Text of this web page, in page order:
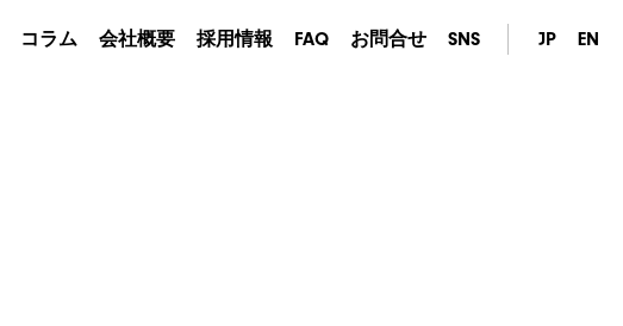
コラム 会社概要 採用情報 FAQ お問合せ SNS JP EN